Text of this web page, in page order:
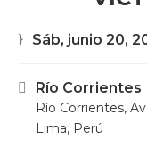
Sáb, junio 20,
Río Corrientes
Río Corrientes,
Lima, Perú